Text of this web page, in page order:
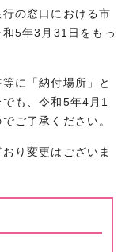
の窓口における市
5年3月31日をもっ
に「納付場所」と
も、令和5年4月1
ご了承ください。
り変更はございま